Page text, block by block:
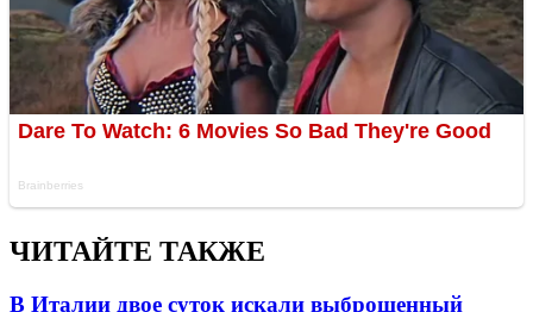
ЧИТАЙТЕ ТАКЖЕ
В Италии двое суток искали выброшенный